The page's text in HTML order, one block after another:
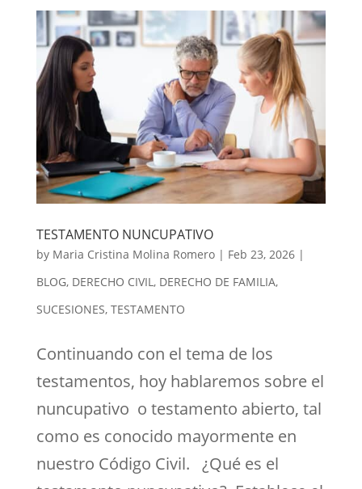
TESTAMENTO NUNCUPATIVO
by Maria Cristina Molina Romero| Feb 23, 2026|
BLOG, DERECHO CIVIL , DERECHO DE FAMILIA,
SUCESIONES, TESTAMENTO
Continuando con el tema de los
testamentos, hoy hablaremos sobre el
nuncupativo o testamento abierto, tal
como es conocido mayormente en
nuestro Código Civil. ¿Qué es el